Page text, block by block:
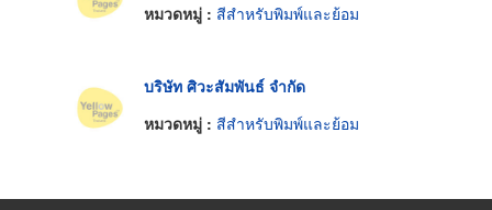
หมวดหมู่ : สีสำหรับพิมพ์และย้อม
บริษัท ศิวะสัมพันธ์ จำกัด
หมวดหมู่ : สีสำหรับพิมพ์และย้อม